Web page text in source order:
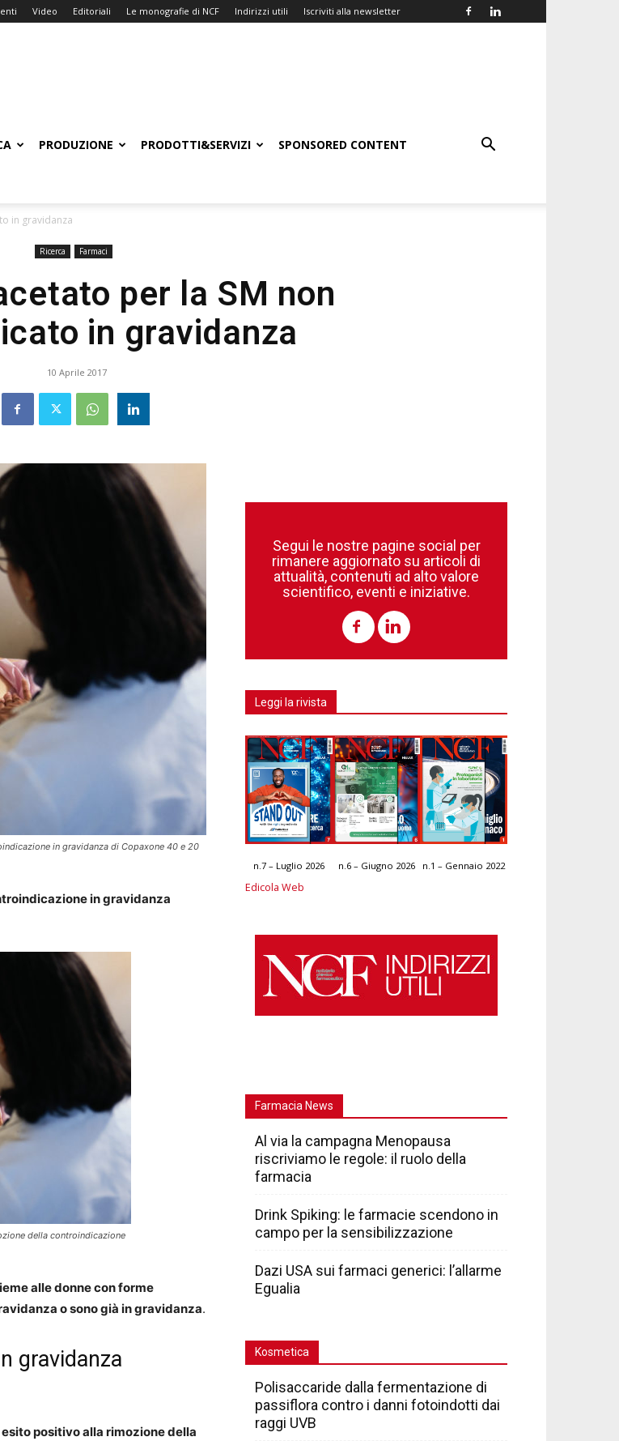
Video Editoriali Le monografie di NCF Indirizzi utili Iscriviti alla newsletter
PRODUZIONE PRODOTTI&SERVIZI SPONSORED CONTENT
in gravidanza
Ricerca Farmaci
per la SM non
in gravidanza
10 Aprile 2017
in gravidanza di Copaxone 40 e 20
in gravidanza
della controindicazione
alle donne con forme
o sono già in gravidanza.
gravidanza
esito positivo alla rimozione della
Segui le nostre pagine social per
rimanere aggiornato su articoli di
attualità, contenuti ad alto valore
scientifico, eventi e iniziative.
Leggi la rivista
n.7 – Luglio 2026 n.6 – Giugno 2026 n.1 – Gennaio 2022
Edicola Web
Farmacia News
Al via la campagna Menopausa
riscriviamo le regole: il ruolo della
farmacia
Drink Spiking: le farmacie scendono in
campo per la sensibilizzazione
Dazi USA sui farmaci generici: l’allarme
Egualia
Kosmetica
Polisaccaride dalla fermentazione di
passiflora contro i danni fotoindotti dai
raggi UVB